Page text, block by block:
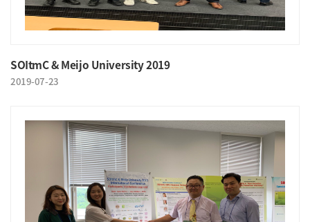
SOItmC & Meijo University 2019
2019-07-23